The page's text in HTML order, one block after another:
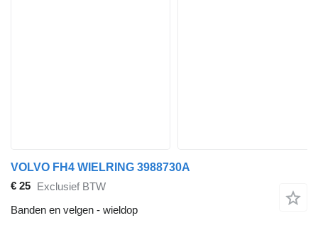
VOLVO FH4 WIELRING 3988730A
€ 25 Exclusief BTW
Banden en velgen - wieldop